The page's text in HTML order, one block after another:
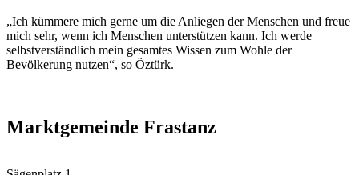
„Ich kümmere mich gerne um die Anliegen der Menschen und freue
mich sehr, wenn ich Menschen unterstützen kann. Ich werde
selbstverständlich mein gesamtes Wissen zum Wohle der
Bevölkerung nutzen“, so Öztürk.
Marktgemeinde Frastanz